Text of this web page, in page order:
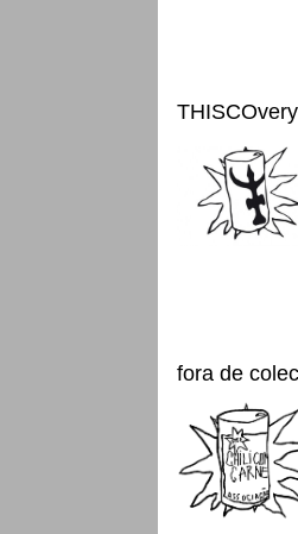
fora de